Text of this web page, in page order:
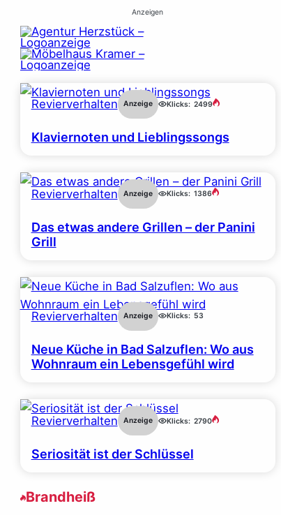
Anzeigen
Revierverhalten Anzeige Klicks: 2499
Klaviernoten und Lieblingssongs
Revierverhalten Anzeige Klicks: 1386
Das etwas andere Grillen – der Panini
Grill
Revierverhalten Anzeige Klicks: 53
Neue Küche in Bad Salzuflen: Wo aus
Wohnraum ein Lebensgefühl wird
Revierverhalten Anzeige Klicks: 2790
Seriosität ist der Schlüssel
Brandheiß